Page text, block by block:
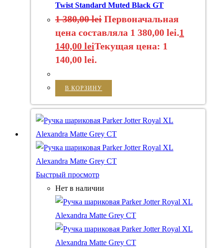
Twist Standard Muted Black GT
1 380,00lei Первоначальная
цена составляла 1 380,00 lei.1
140,00 leiТекущая цена: 1
140,00 lei.
В КОРЗИНУ
Быстрый просмотр
Нет в наличии